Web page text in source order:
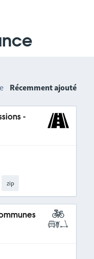
Récemment ajouté
-
zip